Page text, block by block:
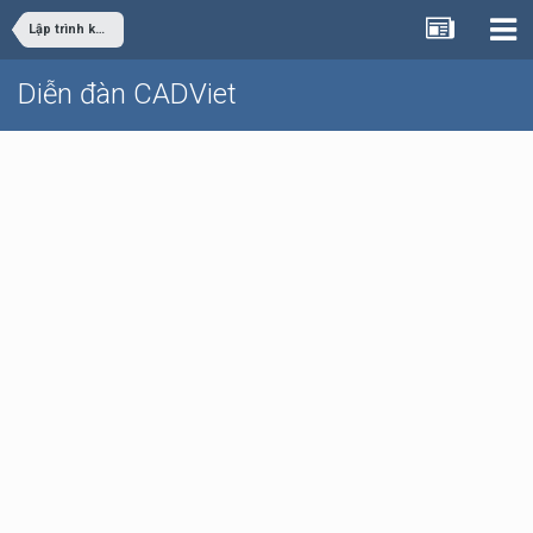
Lập trình khác
Diễn đàn CADViet